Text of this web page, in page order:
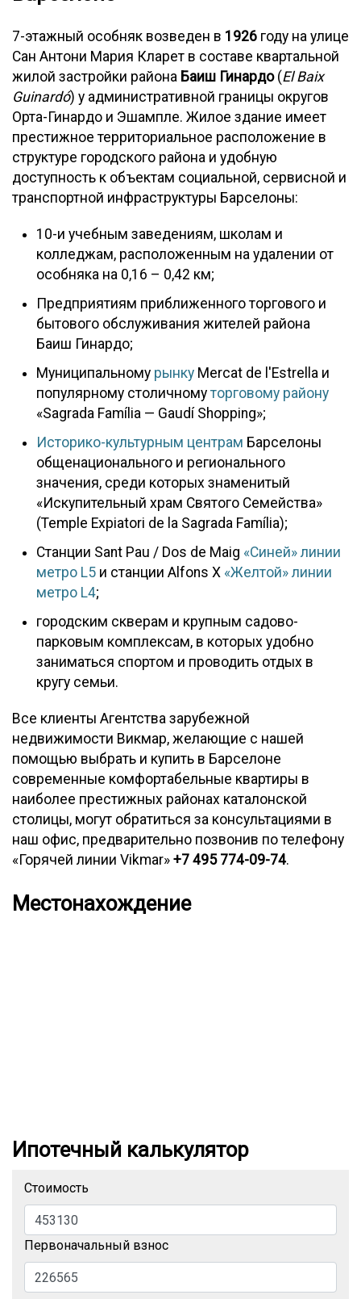
7-этажный особняк возведен в 1926 году на улице
Сан Антони Мария Кларет в составе квартальной
жилой застройки района Баиш Гинардо(El Baix
Guinardó) у административной границы округов
Орта-Гинардо и Эшампле. Жилое здание имеет
престижное территориальное расположение в
структуре городского района и удобную
доступность к объектам социальной, сервисной и
транспортной инфраструктуры Барселоны:
10-и учебным заведениям, школам и
колледжам, расположенным на удалении от
особняка на 0,16 – 0,42 км;
Предприятиям приближенного торгового и
бытового обслуживания жителей района
Баиш Гинардо;
Муниципальному рынку Mercat de l'Estrella и
популярному столичному торговому району
«Sagrada Família — Gaudí Shopping»;
Историко-культурным центрам Барселоны
общенационального и регионального
значения, среди которых знаменитый
«Искупительный храм Святого Семейства»
(Temple Expiatori de la Sagrada Família);
Станции Sant Pau / Dos de Maig «Синей» линии
метро L5 и станции Alfons X «Желтой» линии
метро L4;
городским скверам и крупным садово-
парковым комплексам, в которых удобно
заниматься спортом и проводить отдых в
кругу семьи.
Все клиенты Агентства зарубежной
недвижимости Викмар, желающие с нашей
помощью выбрать и купить в Барселоне
современные комфортабельные квартиры в
наиболее престижных районах каталонской
столицы, могут обратиться за консультациями в
наш офис, предварительно позвонив по телефону
«Горячей линии Vikmar» +7 495 774-09-74.
Местонахождение
Ипотечный калькулятор
Стоимость
Первоначальный взнос